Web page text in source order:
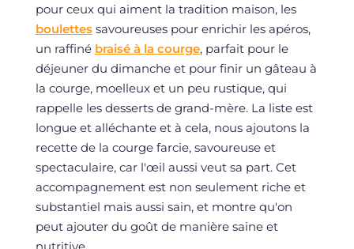
pour ceux qui aiment la tradition maison, les
boulettessavoureuses pour enrichir les apéros,
un raffiné braisé à la courge, parfait pour le
déjeuner du dimanche et pour finir un gâteau à
la courge, moelleux et un peu rustique, qui
rappelle les desserts de grand-mère. La liste est
longue et alléchante et à cela, nous ajoutons la
recette de la courge farcie, savoureuse et
spectaculaire, car l'œil aussi veut sa part. Cet
accompagnement est non seulement riche et
substantiel mais aussi sain, et montre qu'on
peut ajouter du goût de manière saine et
nutritive.